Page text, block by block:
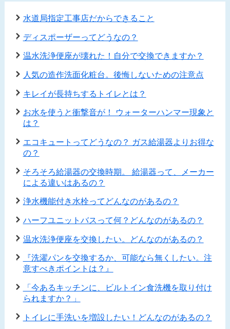
水道局指定工事店だからできること
ディスポーザーってどうなの？
温水洗浄便座が壊れた！自分で交換できますか？
人気の造作洗面化粧台。後悔しないための注意点
キレイが長持ちするトイレとは？
お水を使うと衝撃音が！ ウォーターハンマー現象と
は？
エコキュートってどうなの？ ガス給湯器よりお得な
の？
そろそろ給湯器の交換時期。 給湯器って、メーカー
による違いはあるの？
浄水機能付き水栓ってどんなのがあるの？
ハーフユニットバスって何？どんなのがあるの？
温水洗浄便座を交換したい。どんなのがあるの？
『洗濯パンを交換するか、可能なら無くしたい。注
意すべきポイントは？』
「今あるキッチンに、ビルトイン食洗機を取り付け
られますか？」
トイレに手洗いを増設したい！どんなのがあるの？